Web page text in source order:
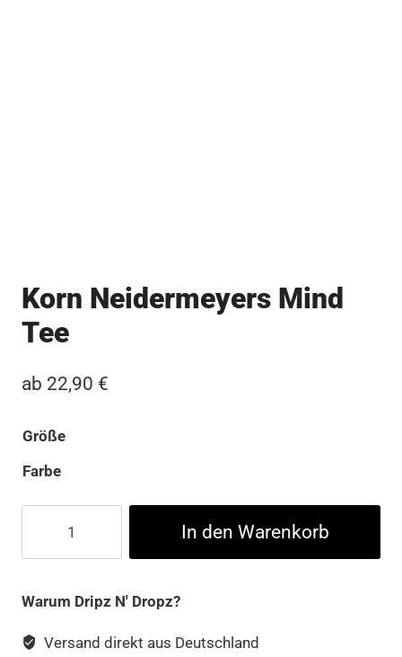
Korn Neidermeyers Mind
Tee
ab 22,90 €
Größe
Farbe
Neidermeyers
Mind
Menge
In den Warenkorb
Warum Dripz N' Dropz?
Versand direkt aus Deutschland